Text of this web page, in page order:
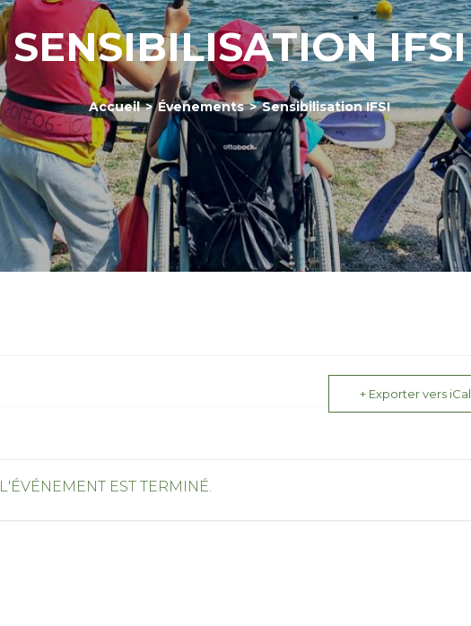
SENSIBILISATION IFSI
Accueil > Évenements > Sensibilisation IFSI
+ Exporter vers iCal
L'ÉVÉNEMENT EST TERMINÉ.